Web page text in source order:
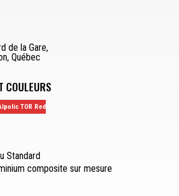
PLIEUSE
de la Gare,
, Québec
COULEURS
TOR Red
Standard
composite sur mesure